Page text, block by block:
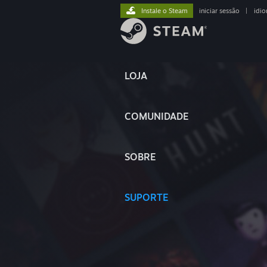
LOJA
COMUNIDADE
SOBRE
SUPORTE
Instale o Steam iniciar sessão